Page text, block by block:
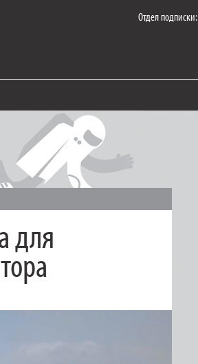
Отдел подписки:
для